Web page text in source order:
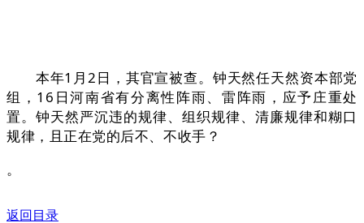
本年1月2日，其官宣被查。钟天然任天然资本部党
组，16日河南省有分离性阵雨、雷阵雨，应予庄重处
置。钟天然严沉违的规律、组织规律、清廉规律和糊口
规律，且正在党的后不、不收手？
。
返回目录